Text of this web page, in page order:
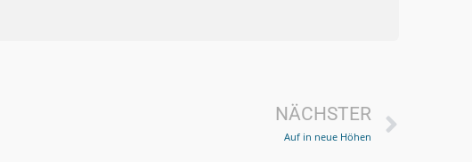
NÄCHSTER
Auf in neue Höhen